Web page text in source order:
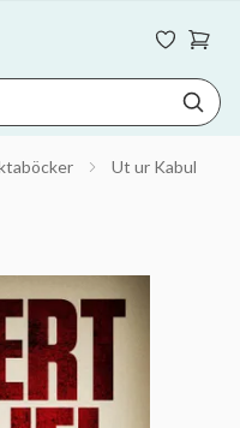
Ut ur Kabul